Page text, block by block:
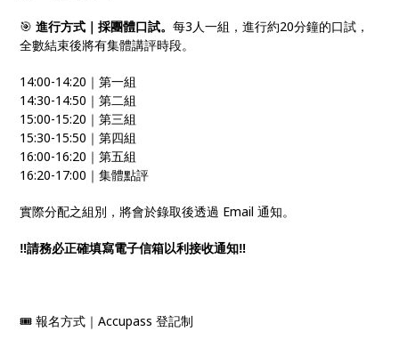
🎯進行方式｜採團體口試。每3人一組，進行約20分鐘的口試，
全數結束後將有集體講評時段。
14:00-14:20｜第一組
14:30-14:50｜第二組
15:00-15:20｜第三組
15:30-15:50｜第四組
16:00-16:20｜第五組
16:20-17:00｜集體點評
實際分配之組別，將會於錄取後透過 Email 通知。
‼️請務必正確填寫電子信箱以利接收通知‼️
🎟 報名方式｜Accupass 登記制